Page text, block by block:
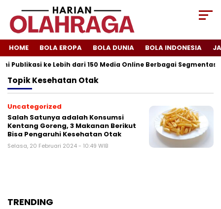
HOME BOLA EROPA BOLA DUNIA BOLA INDONESIA
Publikasi ke Lebih dari 150 Media Online Berbagai Segmentasi
TopikKesehatan Otak
Uncategorized
Salah Satunya adalah Konsumsi
Kentang Goreng, 3 Makanan Berikut
Bisa Pengaruhi Kesehatan Otak
Selasa, 20 Februari 2024 - 10:49 WIB
TRENDING